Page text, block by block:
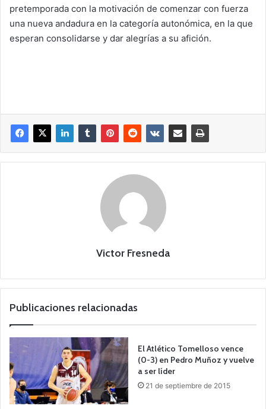
pretemporada con la motivación de comenzar con fuerza
una nueva andadura en la categoría autonómica, en la que
esperan consolidarse y dar alegrías a su afición.
Victor Fresneda
Publicaciones relacionadas
El Atlético Tomelloso vence
(0-3) en Pedro Muñoz y vuelve
a ser líder
21 de septiembre de 2015